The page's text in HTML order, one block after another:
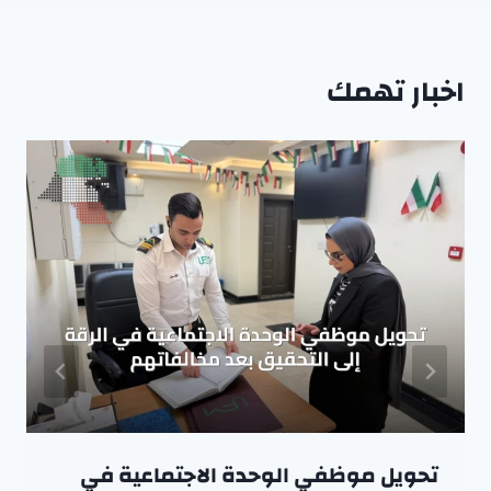
اخبار تهمك
تحويل موظفي الوحدة الاجتماعية في